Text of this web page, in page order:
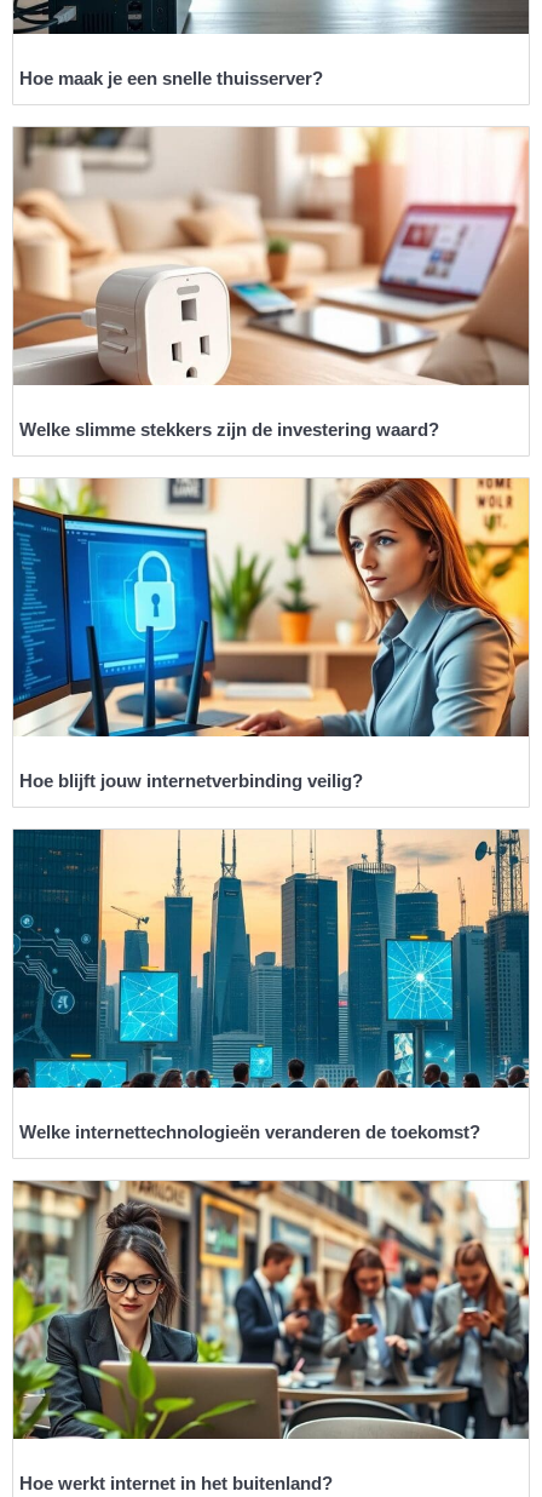
Hoe maak je een snelle thuisserver?
Welke slimme stekkers zijn de investering waard?
Hoe blijft jouw internetverbinding veilig?
Welke internettechnologieën veranderen de toekomst?
Hoe werkt internet in het buitenland?